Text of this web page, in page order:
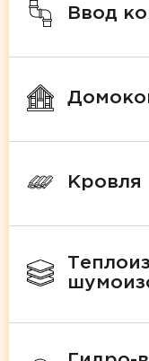
Ввод
Кровля